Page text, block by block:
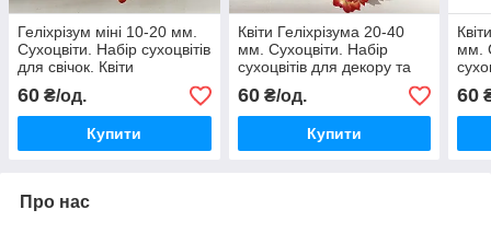
Геліхрізум міні 10-20 мм.
Сухоцвіти. Набір сухоцвітів
для свічок. Квіти
60 ₴/од.
Купити
Квіти Геліхрізума 20-40
мм. Сухоцвіти. Набір
сухоцвітів для декору та
60₴/од.
Купити
мм.
60
Про нас